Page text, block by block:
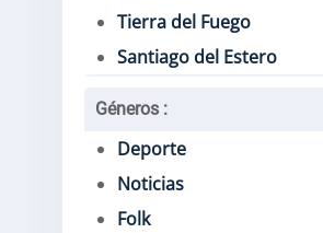
Tierra del Fuego
Santiago del Estero
Géneros :
Deporte
Noticias
Folk